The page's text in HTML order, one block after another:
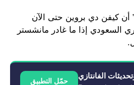
كيفن دي بروين حتى الآن
السعودي إذا ما غادر مانشستر
الفانتازي
حمّل التطبيق